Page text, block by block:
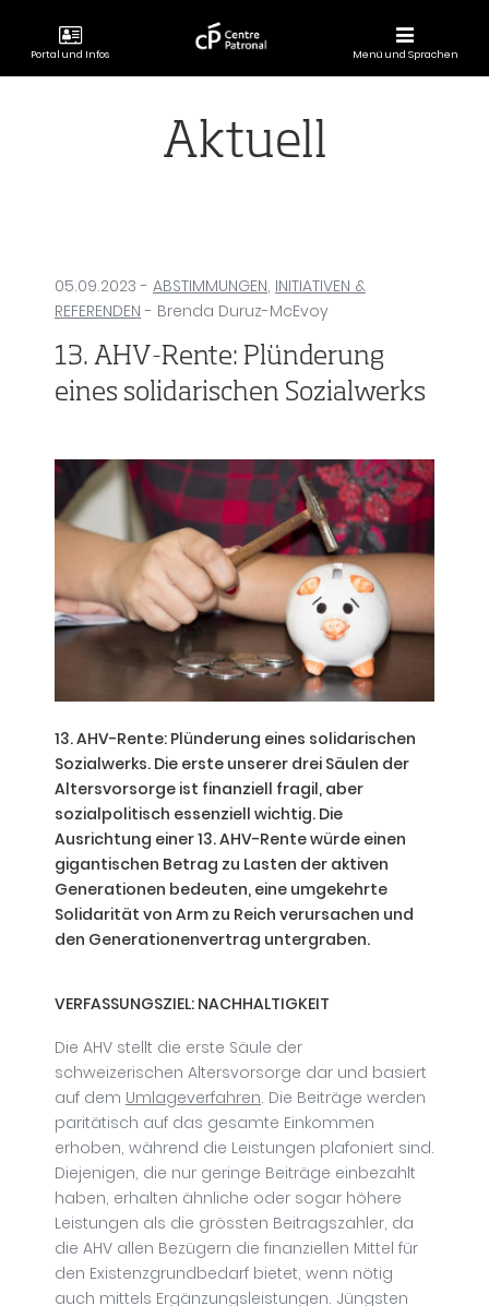
Portal und Infos
CENTRE
Menü und Sprachen
Aktuell
05.09.2023 - ABSTIMMUNGEN, INITIATIVEN &
REFERENDEN - Brenda Duruz-McEvoy
13. AHV-Rente: Plünderung
eines solidarischen Sozialwerks
13. AHV-Rente: Plünderung eines solidarischen
Sozialwerks. Die erste unserer drei Säulen der
Altersvorsorge ist finanziell fragil, aber
sozialpolitisch essenziell wichtig. Die
Ausrichtung einer 13. AHV-Rente würde einen
gigantischen Betrag zu Lasten der aktiven
Generationen bedeuten, eine umgekehrte
Solidarität von Arm zu Reich verursachen und
den Generationenvertrag untergraben.
VERFASSUNGSZIEL: NACHHALTIGKEIT
Die AHV stellt die erste Säule der
schweizerischen Altersvorsorge dar und basiert
auf dem Umlageverfahren. Die Beiträge werden
paritätisch auf das gesamte Einkommen
erhoben, während die Leistungen plafoniert sind.
Diejenigen, die nur geringe Beiträge einbezahlt
haben, erhalten ähnliche oder sogar höhere
Leistungen als die grössten Beitragszahler, da
die AHV allen Bezügern die finanziellen Mittel für
den Existenzgrundbedarf bietet, wenn nötig
auch mittels Ergänzungsleistungen. Jüngsten